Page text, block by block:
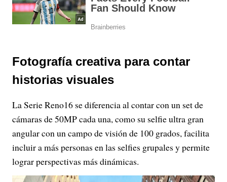
Fotografía creativa para contar
historias visuales
La Serie Reno16 se diferencia al contar con un set de
cámaras de 50MP cada una, como su selfie ultra gran
angular con un campo de visión de 100 grados, facilita
incluir a más personas en las selfies grupales y permite
lograr perspectivas más dinámicas.